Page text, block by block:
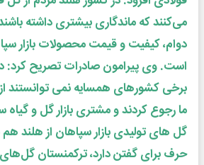
می‌کنند که ماندگاری بیشتری داشته
دوام، کیفیت و قیمت محصولات بازار
برخی کشورهای همسایه نمی توانستند از
ما رجوع کردند و مشتری بازار گل و
گل های تولیدی بازار سپاهان از هلند هم
حرف برای گفتن دارد، ترکمنستان گل‌های